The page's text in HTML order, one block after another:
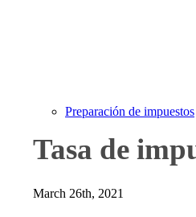
Preparación de impuestos
Tasa de
March 26th, 2021